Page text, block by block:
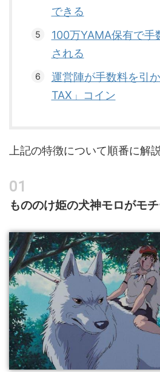
できる
100万YAMA保有で手
される
運営陣が手数料を引
TAX」コイン
上記の特徴について順番に解説
もののけ姫の犬神モロがモ